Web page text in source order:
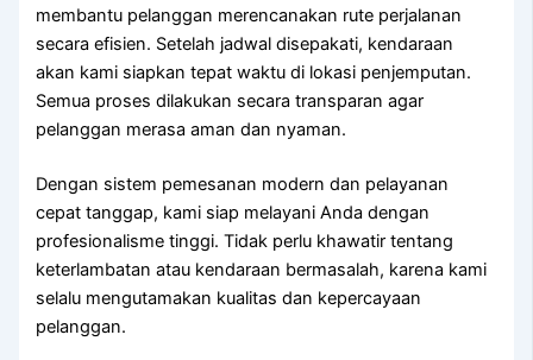
membantu pelanggan merencanakan rute perjalanan
secara efisien. Setelah jadwal disepakati, kendaraan
akan kami siapkan tepat waktu di lokasi penjemputan.
Semua proses dilakukan secara transparan agar
pelanggan merasa aman dan nyaman.
Dengan sistem pemesanan modern dan pelayanan
cepat tanggap, kami siap melayani Anda dengan
profesionalisme tinggi. Tidak perlu khawatir tentang
keterlambatan atau kendaraan bermasalah, karena kami
selalu mengutamakan kualitas dan kepercayaan
pelanggan.